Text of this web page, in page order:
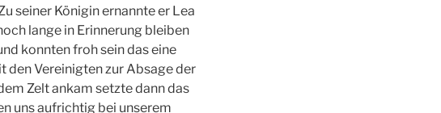
seiner Königin ernannte er Lea
lange in Erinnerung bleiben
konnten froh sein das eine
den Vereinigten zur Absage der
Zelt ankam setzte dann das
uns aufrichtig bei unserem